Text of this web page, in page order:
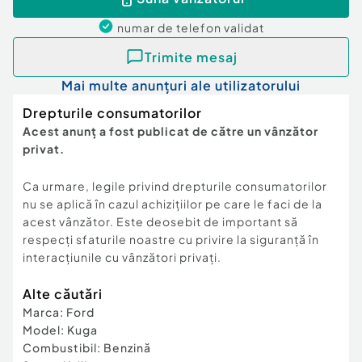
Telefon – 0766.625.071
Număr de locuri: 3 - 6
Număr uşi: 4 sau 5
Data primei înmatriculări: Septembrie/2014
Airbag: Airbag frontal, lateral şi altele
Carte de service
Jante din aliaj uşor
ABS
Controlul stabilităţii (ESP)
Controlul tracţiunii (ASR)
Servodirecţie
Pilot automat
Computer de bord
Sistem STOP/START
CD
Radio
Bluetooth
Navigaţie GPS
Parbriz încălzit
numar de telefon validat
Trimite mesaj
Mai multe anunțuri ale utilizatorului
Drepturile consumatorilor
Acest anunț a fost publicat de către un vânzător
privat.
Ca urmare, legile privind drepturile consumatorilor
nu se aplică în cazul achizițiilor pe care le faci de la
acest vânzător. Este deosebit de important să
respecți sfaturile noastre cu privire la siguranță în
interacțiunile cu vânzători privați.
Alte căutări
Marca: Ford
Model: Kuga
Combustibil: Benzină